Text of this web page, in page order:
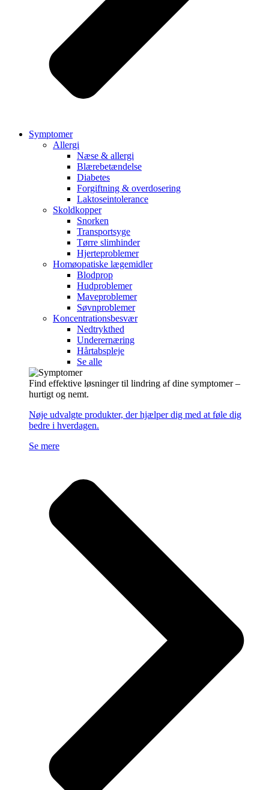
Symptomer
Allergi
Næse & allergi
Blærebetændelse
Diabetes
Forgiftning & overdosering
Laktoseintolerance
Skoldkopper
Snorken
Transportsyge
Tørre slimhinder
Hjerteproblemer
Homøopatiske lægemidler
Blodprop
Hudproblemer
Maveproblemer
Søvnproblemer
Koncentrationsbesvær
Nedtrykthed
Underernæring
Hårtabspleje
Se alle
Find effektive løsninger til lindring af dine symptomer –
hurtigt og nemt.
Nøje udvalgte produkter, der hjælper dig med at føle dig
bedre i hverdagen.
Se mere